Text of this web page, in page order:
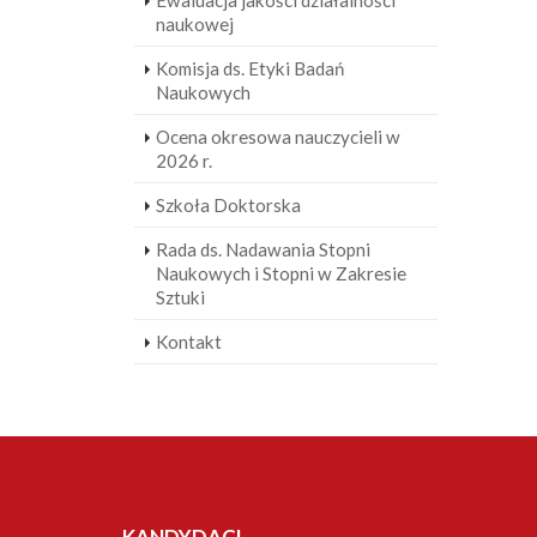
naukowej
Komisja ds. Etyki Badań
Naukowych
Ocena okresowa nauczycieli w
2026 r.
Szkoła Doktorska
Rada ds. Nadawania Stopni
Naukowych i Stopni w Zakresie
Sztuki
Kontakt